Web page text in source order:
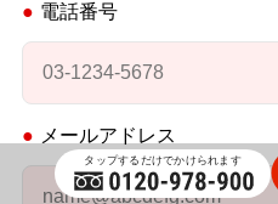
電話番号
メールアドレス